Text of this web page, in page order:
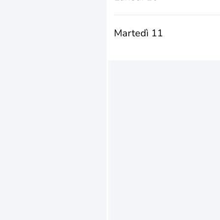
Martedì 11